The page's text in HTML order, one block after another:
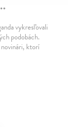
vykresľovali
podobách.
ktorí